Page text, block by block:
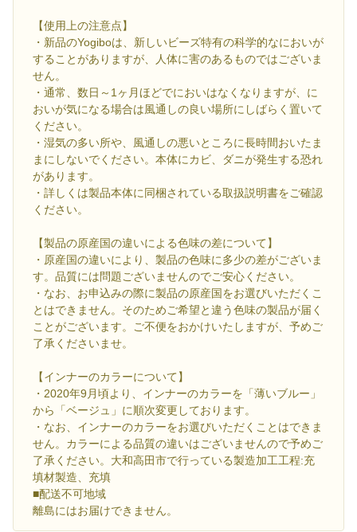
【使用上の注意点】
・新品のYogiboは、新しいビーズ特有の科学的なにおいが
することがありますが、人体に害のあるものではございま
せん。
・通常、数日～1ヶ月ほどでにおいはなくなりますが、に
おいが気になる場合は風通しの良い場所にしばらく置いて
ください。
・湿気の多い所や、風通しの悪いところに長時間おいたま
まにしないでください。本体にカビ、ダニが発生する恐れ
があります。
・詳しくは製品本体に同梱されている取扱説明書をご確認
ください。
【製品の原産国の違いによる色味の差について】
・原産国の違いにより、製品の色味に多少の差がございま
す。品質には問題ございませんのでご安心ください。
・なお、お申込みの際に製品の原産国をお選びいただくこ
とはできません。そのためご希望と違う色味の製品が届く
ことがございます。ご不便をおかけいたしますが、予めご
了承くださいませ。
【インナーのカラーについて】
・2020年9月頃より、インナーのカラーを「薄いブルー」
から「ベージュ」に順次変更しております。
・なお、インナーのカラーをお選びいただくことはできま
せん。カラーによる品質の違いはございませんので予めご
了承ください。大和高田市で行っている製造加工工程:充
填材製造、充填
■配送不可地域
離島にはお届けできません。